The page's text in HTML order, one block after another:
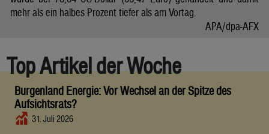
mehr als ein halbes Prozent tiefer als am Vortag.
APA/dpa-AFX
Top Artikel der Woche
Burgenland Energie: Vor Wechsel an der Spitze des
Aufsichtsrats?
31. Juli 2026